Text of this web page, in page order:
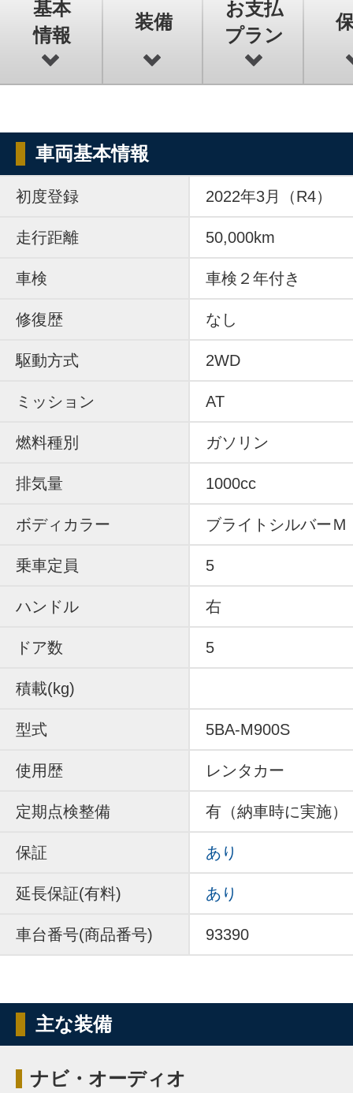
基本
情報
装備
お支払
プラン
車両基本情報
初度登録 2022年3月（R4）
走行距離 50,000km
車検 車検２年付き
修復歴 なし
駆動方式 2WD
ミッション AT
燃料種別 ガソリン
排気量 1000cc
ボディカラー ブライトシルバーＭ
乗車定員 5
ハンドル 右
ドア数 5
積載(kg)
型式 5BA-M900S
使用歴 レンタカー
定期点検整備 有（納車時に実施）
保証 あり
延長保証(有料) あり
車台番号(商品番号) 93390
主な装備
ナビ・オーディオ